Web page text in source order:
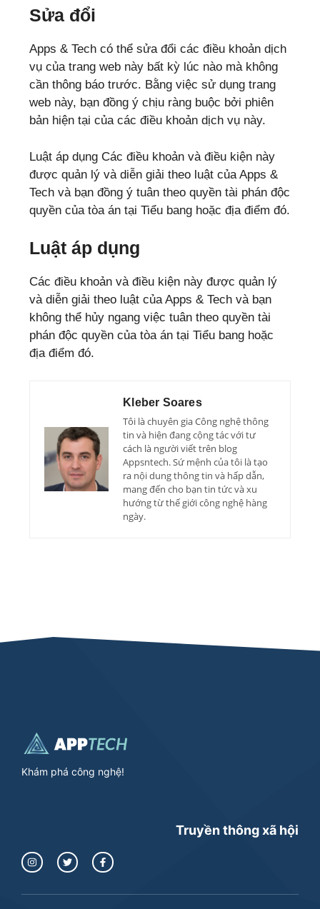
Sửa đổi
Apps & Tech có thể sửa đổi các điều khoản dịch
vụ của trang web này bất kỳ lúc nào mà không
cần thông báo trước. Bằng việc sử dụng trang
web này, bạn đồng ý chịu ràng buộc bởi phiên
bản hiện tại của các điều khoản dịch vụ này.
Luật áp dụng Các điều khoản và điều kiện này
được quản lý và diễn giải theo luật của Apps &
Tech và bạn đồng ý tuân theo quyền tài phán độc
quyền của tòa án tại Tiểu bang hoặc địa điểm đó.
Luật áp dụng
Các điều khoản và điều kiện này được quản lý
và diễn giải theo luật của Apps & Tech và bạn
không thể hủy ngang việc tuân theo quyền tài
phán độc quyền của tòa án tại Tiểu bang hoặc
địa điểm đó.
Kleber Soares
Tôi là chuyên gia Công nghệ thông
tin và hiện đang cộng tác với tư
cách là người viết trên blog
Appsntech. Sứ mệnh của tôi là tạo
ra nội dung thông tin và hấp dẫn,
mang đến cho bạn tin tức và xu
hướng từ thế giới công nghệ hàng
ngày.
Khám phá công nghệ!
Truyền thông xã hội